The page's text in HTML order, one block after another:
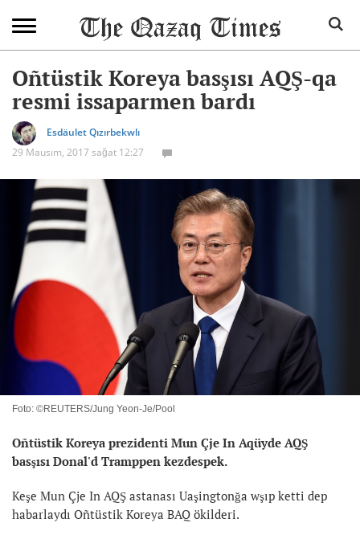
Oñtüstik Koreya basşısı AQŞ-qa
resmi issaparmen bardı
Esdäulet Qızırbekwlı
29 Mausım, 2017 sağat 12:27
Foto: ©REUTERS/Jung Yeon-Je/Pool
Oñtüstik Koreya prezidenti Mun Çje In Aqüyde AQŞ
basşısı Donal'd Tramppen kezdespek.
Keşe Mun Çje In AQŞ astanası Uaşingtonğa wşıp ketti dep
habarlaydı Oñtüstik Koreya BAQ ökilderi.